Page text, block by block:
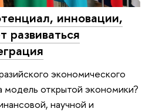
инновации,
развиваться
экономического
открытой экономики?
научной и